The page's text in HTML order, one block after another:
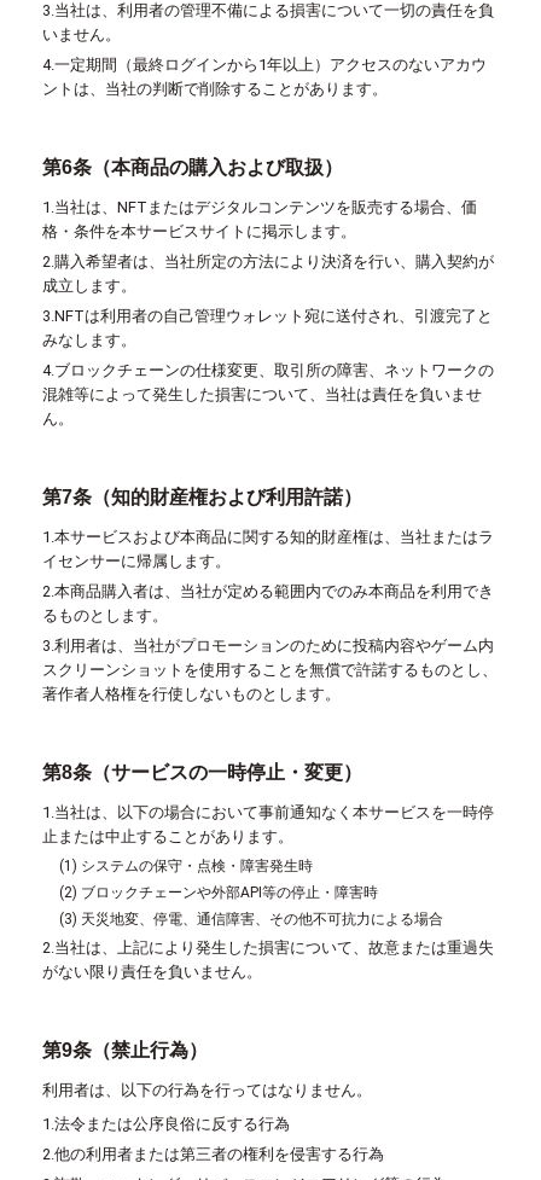
3.当社は、利用者の管理不備による損害について一切の責任を負
いません。
4.一定期間（最終ログインから1年以上）アクセスのないアカウ
ントは、当社の判断で削除することがあります。
第6条（本商品の購入および取扱）
1.当社は、NFTまたはデジタルコンテンツを販売する場合、価
格・条件を本サービスサイトに掲示します。
2.購入希望者は、当社所定の方法により決済を行い、購入契約が
成立します。
3.NFTは利用者の自己管理ウォレット宛に送付され、引渡完了と
みなします。
4.ブロックチェーンの仕様変更、取引所の障害、ネットワークの
混雑等によって発生した損害について、当社は責任を負いませ
ん。
第7条（知的財産権および利用許諾）
1.本サービスおよび本商品に関する知的財産権は、当社またはラ
イセンサーに帰属します。
2.本商品購入者は、当社が定める範囲内でのみ本商品を利用でき
るものとします。
3.利用者は、当社がプロモーションのために投稿内容やゲーム内
スクリーンショットを使用することを無償で許諾するものとし、
著作者人格権を行使しないものとします。
第8条（サービスの一時停止・変更）
1.当社は、以下の場合において事前通知なく本サービスを一時停
止または中止することがあります。
(1) システムの保守・点検・障害発生時
(2) ブロックチェーンや外部API等の停止・障害時
(3) 天災地変、停電、通信障害、その他不可抗力による場合
2.当社は、上記により発生した損害について、故意または重過失
がない限り責任を負いません。
第9条（禁止行為）
利用者は、以下の行為を行ってはなりません。
1.法令または公序良俗に反する行為
2.他の利用者または第三者の権利を侵害する行為